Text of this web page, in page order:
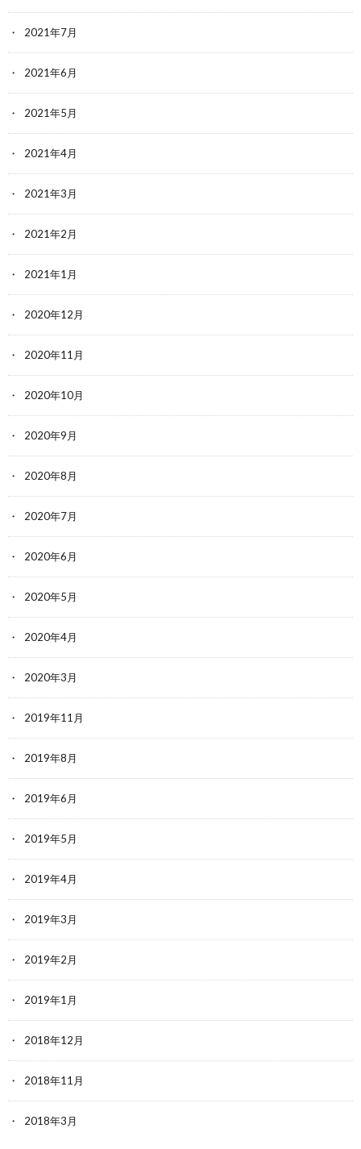
2021年7月
2021年6月
2021年5月
2021年4月
2021年3月
2021年2月
2021年1月
2020年12月
2020年11月
2020年10月
2020年9月
2020年8月
2020年7月
2020年6月
2020年5月
2020年4月
2020年3月
2019年11月
2019年8月
2019年6月
2019年5月
2019年4月
2019年3月
2019年2月
2019年1月
2018年12月
2018年11月
2018年3月